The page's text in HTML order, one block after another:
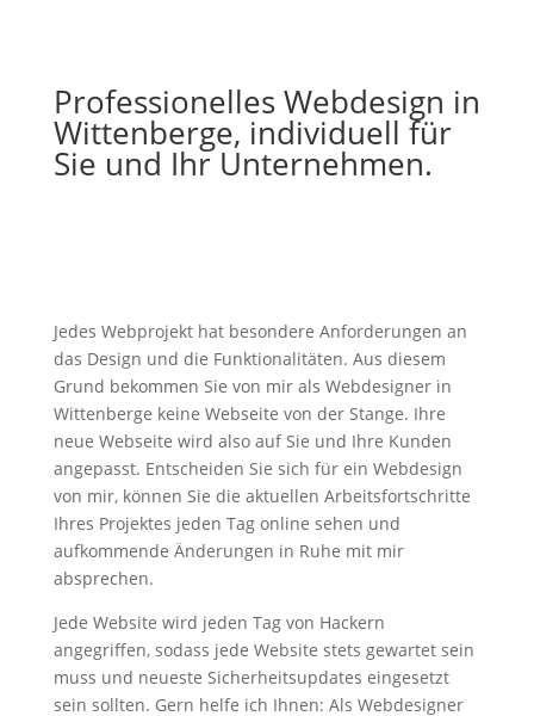
Professionelles Webdesign in
Wittenberge, individuell für
Sie und Ihr Unternehmen.
Jedes Webprojekt hat besondere Anforderungen an
das Design und die Funktionalitäten. Aus diesem
Grund bekommen Sie von mir als Webdesigner in
Wittenberge keine Webseite von der Stange. Ihre
neue Webseite wird also auf Sie und Ihre Kunden
angepasst. Entscheiden Sie sich für ein Webdesign
von mir, können Sie die aktuellen Arbeitsfortschritte
Ihres Projektes jeden Tag online sehen und
aufkommende Änderungen in Ruhe mit mir
absprechen.
Jede Website wird jeden Tag von Hackern
angegriffen, sodass jede Website stets gewartet sein
muss und neueste Sicherheitsupdates eingesetzt
sein sollten. Gern helfe ich Ihnen: Als Webdesigner